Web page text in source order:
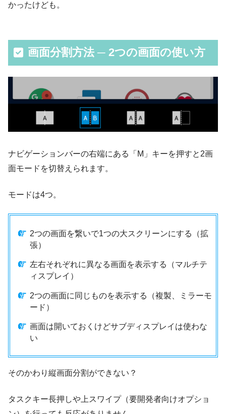
かったけども。
画面分割方法 ─ 2つの画面の使い方
ナビゲーションバーの右端にある「M」キーを押すと2画
面モードを切替えられます。
モードは4つ。
2つの画面を繋いで1つの大スクリーンにする（拡
張）
左右それぞれに異なる画面を表示する（マルチテ
ィスプレイ）
2つの画面に同じものを表示する（複製、ミラーモ
ード）
画面は開いておくけどサブディスプレイは使わな
い
そのかわり縦画面分割ができない？
タスクキー長押しや上スワイプ（要開発者向けオプショ